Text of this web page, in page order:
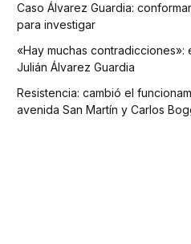
Caso Álvarez Guardia:
para investigar
«Hay muchas contradicciones»:
Julián Álvarez Guardia
Resistencia: cambió el
avenida San Martín y Carlos